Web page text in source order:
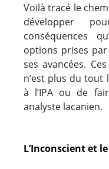
Voilà tracé le
développer
conséquences
options prises
ses avancées.
n’est plus du tout
à l’IPA ou de
analyste lacanien.
L’Inconscient et